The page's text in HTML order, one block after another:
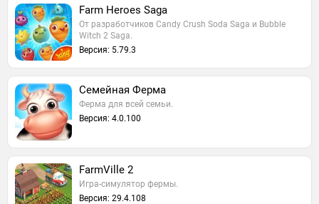
Farm Heroes Saga
От разработчиков Candy Crush Soda Saga и Bubble
Witch 2 Saga.
Версия: 5.79.3
Семейная Ферма
Ферма для всей семьи.
Версия: 4.0.100
FarmVille 2
Игра-симулятор фермы.
Версия: 29.4.108